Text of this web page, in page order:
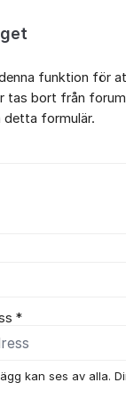
funktion för
tas bort från
detta formulär.
*
kan ses av alla.